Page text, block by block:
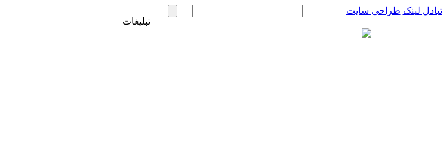
تبادل لینک طراحی سایت
تبلیغات